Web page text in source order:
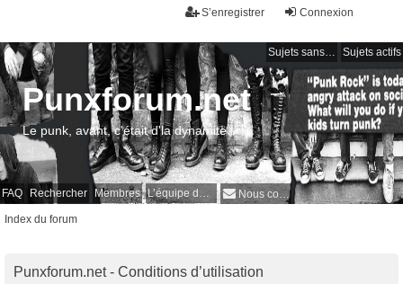
Connexion
S’enregistrer
Sujets sans réponse Sujets actifs
FAQ Rechercher Membres L’équipe du forum Nous contacter
Punxforum.net
Le punk, avant, c'était d'la dynamite !
Index du forum
Punxforum.net - Conditions d’utilisation